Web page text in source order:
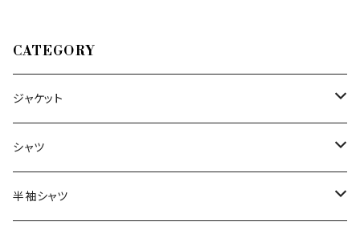
CATEGORY
ジャケット
～44/S
46/M
シャツ
～44/S
半袖シャツ